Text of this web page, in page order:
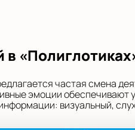
в
частая смена
эмоции обеспечивают
визуальный,